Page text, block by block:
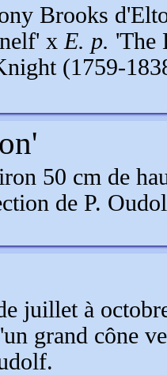
Brooks
x E. p. 'The
(1759-
50 cm de
de P.
juillet à
grand cône